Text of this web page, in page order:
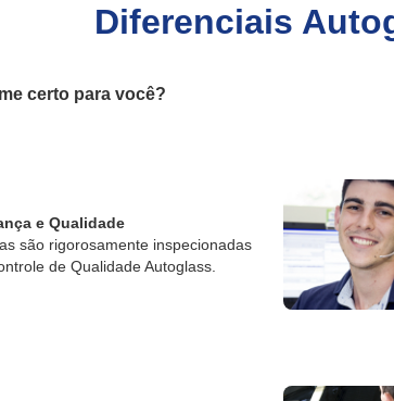
Diferenciais
certo para você?
e Qualidade
são rigorosamente inspecionadas
de Qualidade Autoglass.